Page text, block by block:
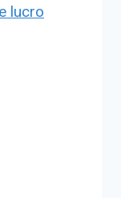
lucro